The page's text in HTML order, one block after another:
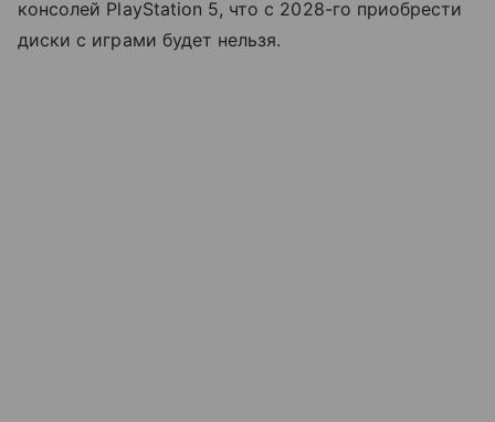
консолей PlayStation 5, что с 2028-го приобрести
диски с играми будет нельзя.